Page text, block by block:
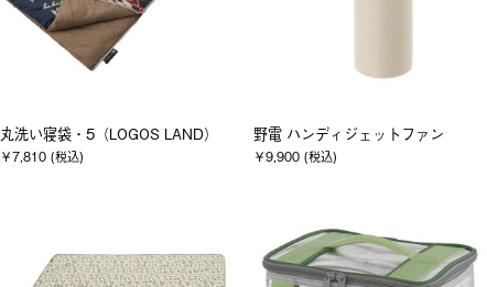
丸洗い寝袋・5（LOGOS LAND）
￥7,810 (税込)
野電 ハンディジェットファン
￥9,900 (税込)